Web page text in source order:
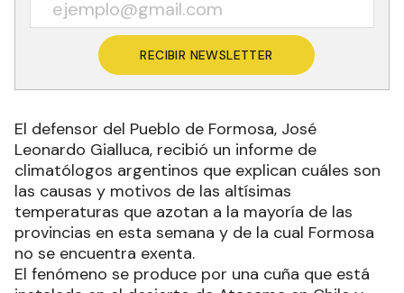
RECIBIR NEWSLETTER
El defensor del Pueblo de Formosa, José
Leonardo Gialluca, recibió un informe de
climatólogos argentinos que explican cuáles son
las causas y motivos de las altísimas
temperaturas que azotan a la mayoría de las
provincias en esta semana y de la cual Formosa
no se encuentra exenta.
El fenómeno se produce por una cuña que está